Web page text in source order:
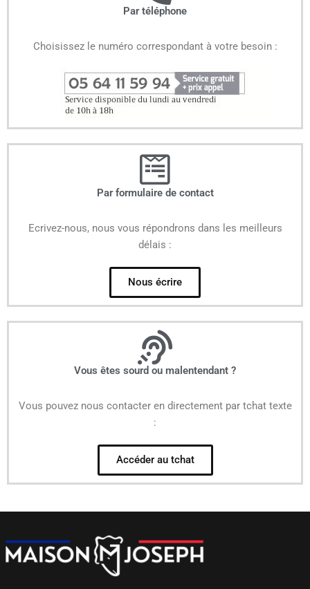
Par téléphone
Choisissez le numéro correspondant à votre besoin :
Par formulaire de contact
Ecrivez-nous, nous vous répondrons dans les meilleurs
délais :
Nous écrire
Vous êtes sourd ou malentendant ?
Vous pouvez nous contacter en directement par tchat texte
:
Accéder au tchat